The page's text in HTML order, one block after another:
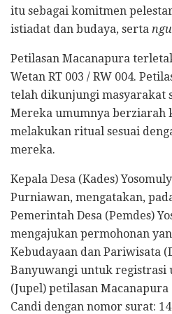
itu sebagai komitmen
istiadat dan budaya, serta
Petilasan Macanapura
Wetan RT 003 / RW 004.
telah dikunjungi masyarakat
Mereka umumnya berziarah
melakukan ritual sesuai
mereka.
Kepala Desa (Kades)
Purniawan, mengatakan,
Pemerintah Desa (Pemdes)
mengajukan permohonan
Kebudayaan dan Pariwisata
Banyuwangi untuk registrasi
(Jupel) petilasan
Candi dengan nomor surat: